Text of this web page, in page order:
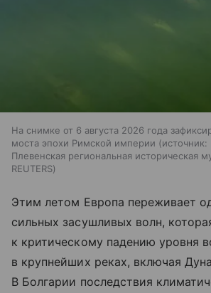
На снимке от 6 августа 2026 года
моста эпохи Римской империи
источник:
Плевенская региональная историческая
REUTERS
Этим летом Европа переживает
сильных засушливых волн,
к критическому падению уровня
в крупнейших реках, включая
В Болгарии последствия